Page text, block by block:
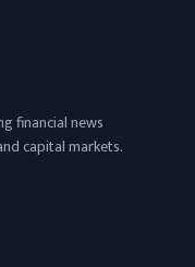
financial news
capital markets.